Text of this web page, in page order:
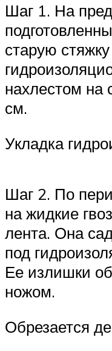
Шаг 1. На
старую
нахлестом на
см.
Укладка
Шаг 2. По
на жидкие
лента. Она
под
Ее излишки
ножом.
Обрезается